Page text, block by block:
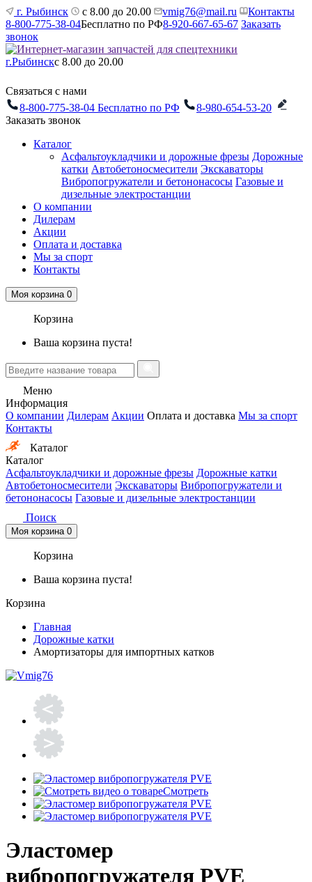
г. Рыбинск с 8.00 до 20.00 vmig76@mail.ru
Контакты
8-800-775-38-04Бесплатно по РФ8-920-667-65-67 Заказать
звонок
г.Рыбинскс 8.00 до 20.00
Связаться с нами
8-800-775-38-04 Бесплатно по РФ
8-980-654-53-20
Заказать звонок
Каталог
Асфальтоукладчики и дорожные фрезы Дорожные
катки Автобетоносмесители Экскаваторы
Вибропогружатели и бетононасосы Газовые и
дизельные электростанции
О компании
Дилерам
Акции
Оплата и доставка
Мы за спорт
Контакты
Моя корзина 0
Корзина
Ваша корзина пуста!
Меню
Информация
О компании Дилерам Акции Оплата и доставка Мы за спорт
Контакты
Каталог
Каталог
Асфальтоукладчики и дорожные фрезы Дорожные катки
Автобетоносмесители Экскаваторы Вибропогружатели и
бетононасосы Газовые и дизельные электростанции
Поиск
Моя корзина 0
Корзина
Ваша корзина пуста!
Корзина
Главная
Дорожные катки
Амортизаторы для импортных катков
Смотреть
Эластомер
вибропогружателя PVE